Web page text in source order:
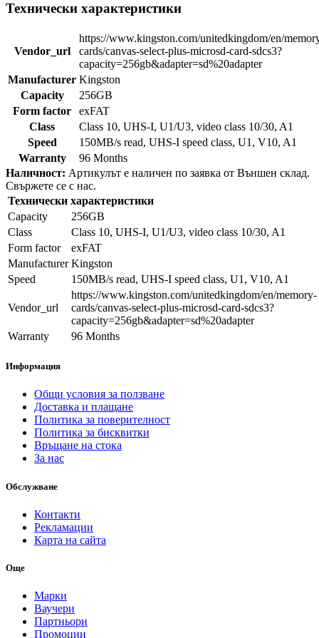
Технически характеристики
Vendor_url
https://www.kingston.com/unitedkingdom/en/
cards/canvas-select-plus-microsd-card-sdcs3?
capacity=256gb&adapter=sd%20adapter
Manufacturer Kingston
Capacity
256GB
Form factor
exFAT
Class
Class 10, UHS-I, U1/U3, video class 10/30, A1
Speed
150MB/s read, UHS-I speed class, U1, V10, A1
Warranty
96 Months
Наличност: Артикулът е наличен по заявка от Външен склад.
Свържете се с нас.
Технически характеристики
Capacity
256GB
Class
Class 10, UHS-I, U1/U3, video class 10/30, A1
Form factor
exFAT
Manufacturer Kingston
Speed
150MB/s read, UHS-I speed class, U1, V10, A1
Vendor_url
https://www.kingston.com/unitedkingdom/en/memory-
cards/canvas-select-plus-microsd-card-sdcs3?
capacity=256gb&adapter=sd%20adapter
Warranty
96 Months
Информация
Общи условия за ползване
Доставка и плащане
Политика за поверителност
Политика за бисквитки
Връщане на стока
За нас
Обслужване
Контакти
Рекламации
Карта на сайта
Още
Марки
Ваучери
Партньори
Промоции